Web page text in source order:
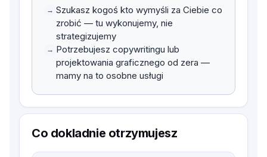
→ Szukasz kogoś kto wymyśli za Ciebie co
zrobić — tu wykonujemy, nie
strategizujemy
→ Potrzebujesz copywritingu lub
projektowania graficznego od zera —
mamy na to osobne usługi
Co dokladnie otrzymujesz